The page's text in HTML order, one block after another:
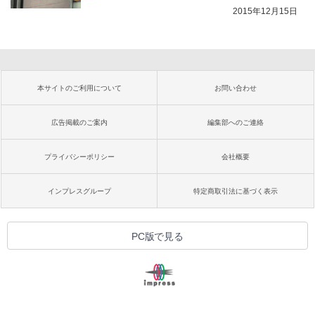
2015年12月15日
本サイトのご利用について お問い合わせ
広告掲載のご案内 編集部へのご連絡
プライバシーポリシー 会社概要
インプレスグループ 特定商取引法に基づく表示
PC版で見る